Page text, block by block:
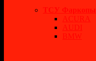
ТСУ Фаркопы
ACURA
AUDI
BMW